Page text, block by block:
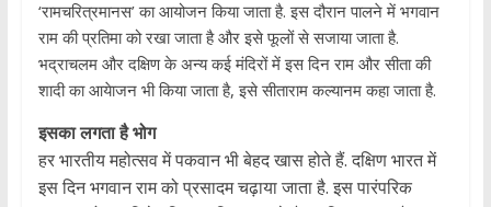
‘रामचरित्रमानस’ का आयोजन किया जाता है. इस दौरान पालने में भगवान
राम की प्रतिमा को रखा जाता है और इसे फूलों से सजाया जाता है.
भद्राचलम और दक्षिण के अन्य कई मंदिरों में इस दिन राम और सीता की
शादी का आयेाजन भी किया जाता है, इसे सीताराम कल्‍यानम कहा जाता है.
इसका लगता है भोग
हर भारतीय महोत्‍सव में पकवान भी बेहद खास होते हैं. दक्षिण भारत में
इस दिन भगवान राम को प्रसादम चढ़ाया जाता है. इस पारंपरिक